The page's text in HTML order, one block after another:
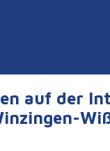
auf der